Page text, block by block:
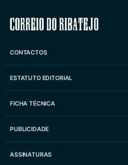
Correio do
CONTACTOS
ESTATUTO EDITORIAL
FICHA TÉCNICA
PUBLICIDADE
ASSINATURAS